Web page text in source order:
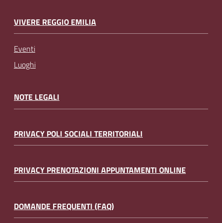
VIVERE REGGIO EMILIA
Eventi
Luoghi
NOTE LEGALI
PRIVACY POLI SOCIALI TERRITORIALI
PRIVACY PRENOTAZIONI APPUNTAMENTI ONLINE
DOMANDE FREQUENTI (FAQ)